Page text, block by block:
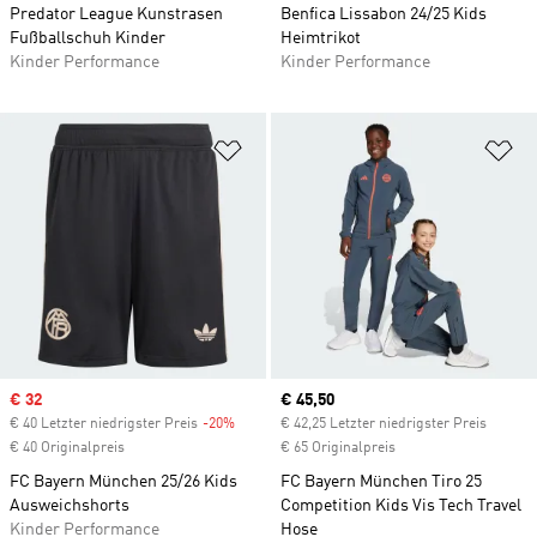
Predator League Kunstrasen
Fußballschuh Kinder
Kinder Performance
Benfica Lissabon 24/25 Kids
Heimtrikot
Kinder Performance
Zur Wunschliste hinzufügen
Sale price
€ 32
€ 40 Letzter niedrigster Preis -20% Discount
€ 40 Originalpreis
FC Bayern München 25/26 Kids
Ausweichshorts
Kinder Performance
Current price
€ 45,50
€ 42,25 Letzter niedrigster Preis
€ 65 Originalpreis
FC Bayern München Tiro 25
Competition Kids Vis Tech Travel
Hose